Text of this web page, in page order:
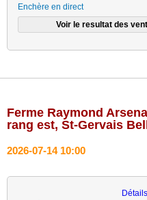
Enchère en direct
Ferme Raymond
rang est, St-Gervais
2026-07-14 10:00